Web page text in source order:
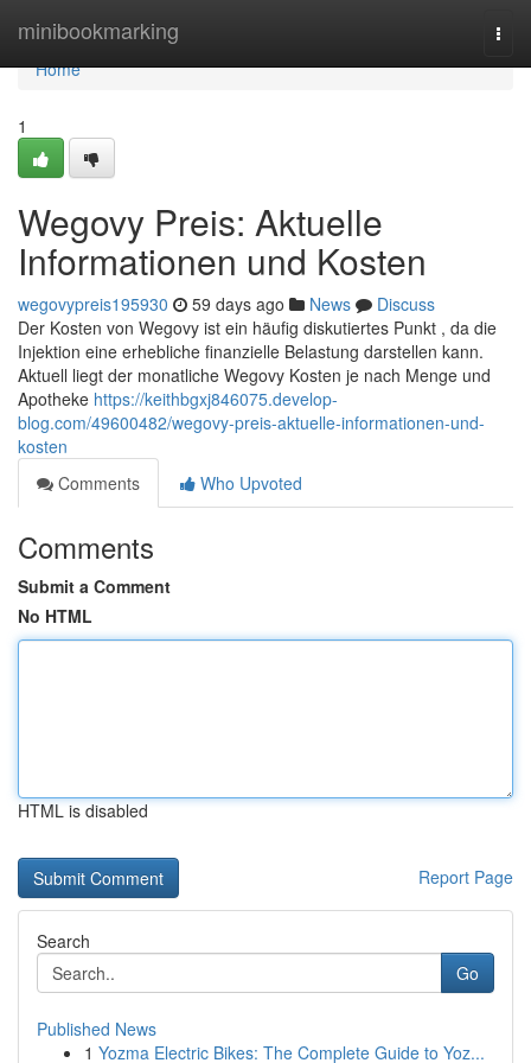
minibookmarking
Home
Home
1
Wegovy Preis: Aktuelle
Informationen und Kosten
wegovypreis195930 59 days ago News
Discuss
Der Kosten von Wegovy ist ein häufig diskutiertes Punkt , da die
Injektion eine erhebliche finanzielle Belastung darstellen kann.
Aktuell liegt der monatliche Wegovy Kosten je nach Menge und
Apotheke https://keithbgxj846075.develop-
blog.com/49600482/wegovy-preis-aktuelle-informationen-und-
kosten
Comments
Who Upvoted
Comments
Submit a Comment
No HTML
HTML is disabled
Report Page
Search
Go
Published News
1 Yozma Electric Bikes: The Complete Guide to Yoz...